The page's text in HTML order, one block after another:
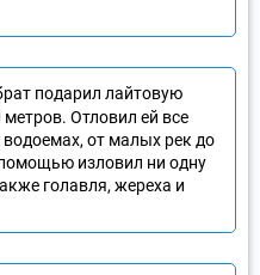
подарил лайтовую
Отловил ей все
от малых рек до
изловил ни одну
голавля, жереха и